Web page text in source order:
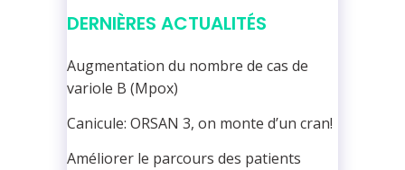
DERNIÈRES ACTUALITÉS
Augmentation du nombre de cas de
variole B (Mpox)
Canicule: ORSAN 3, on monte d’un cran!
Améliorer le parcours des patients